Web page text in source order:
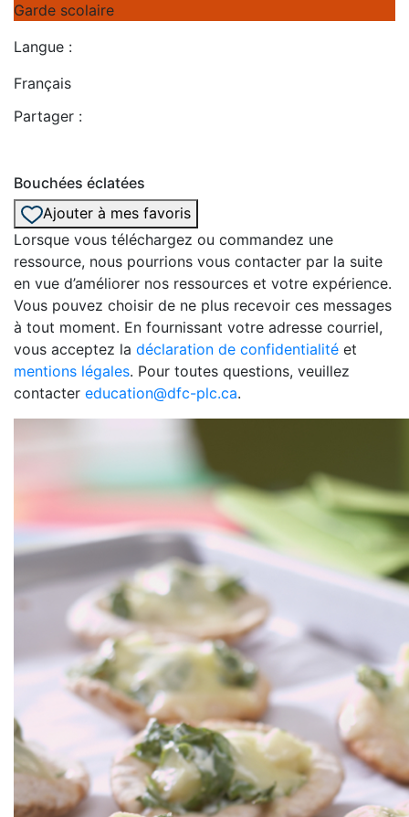
Garde scolaire
Langue :
Français
Partager :
Bouchées éclatées
Ajouter à mes favoris
Lorsque vous téléchargez ou commandez une
ressource, nous pourrions vous contacter par la suite
en vue d’améliorer nos ressources et votre expérience.
Vous pouvez choisir de ne plus recevoir ces messages
à tout moment. En fournissant votre adresse courriel,
vous acceptez la déclaration de confidentialité et
mentions légales. Pour toutes questions, veuillez
contacter education@dfc-plc.ca.